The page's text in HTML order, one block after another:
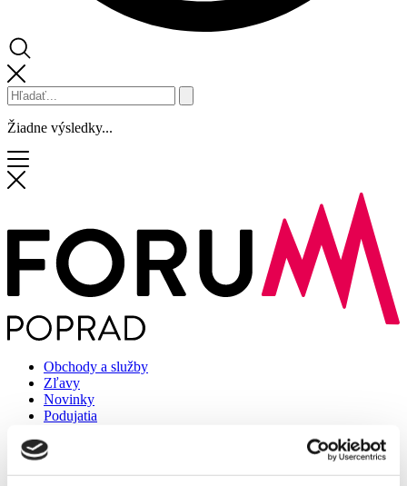
Žiadne výsledky...
Obchody a služby
Zľavy
Novinky
Podujatia
Kontakt